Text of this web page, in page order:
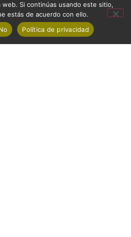
Si continúas usando este sitio,
estás de acuerdo con ello.
Política de privacidad